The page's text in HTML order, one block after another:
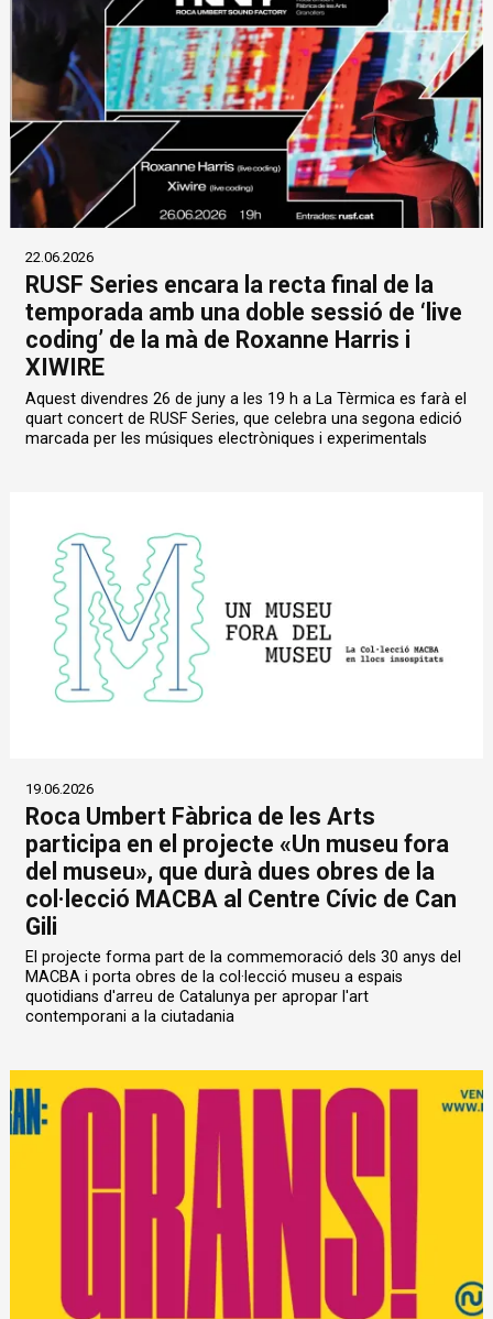
22.06.2026
RUSF Series encara la recta final de la
temporada amb una doble sessió de ‘live
coding’ de la mà de Roxanne Harris i
XIWIRE
Aquest divendres 26 de juny a les 19 h a La Tèrmica es farà el
quart concert de RUSF Series, que celebra una segona edició
marcada per les músiques electròniques i experimentals
19.06.2026
Roca Umbert Fàbrica de les Arts
participa en el projecte «Un museu fora
del museu», que durà dues obres de la
col·lecció MACBA al Centre Cívic de Can
Gili
El projecte forma part de la commemoració dels 30 anys del
MACBA i porta obres de la col·lecció museu a espais
quotidians d'arreu de Catalunya per apropar l'art
contemporani a la ciutadania